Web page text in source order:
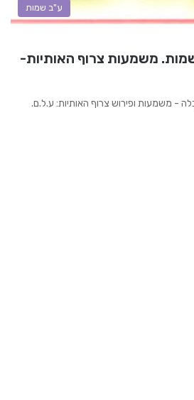
ע"ב שמות
משמעות צרוף האותיות-